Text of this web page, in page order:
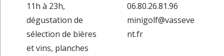
11h à 23h,
dégustation de
sélection de bières
et vins, planches
06.80.26.81.96
minigolf@vasseve
nt.fr